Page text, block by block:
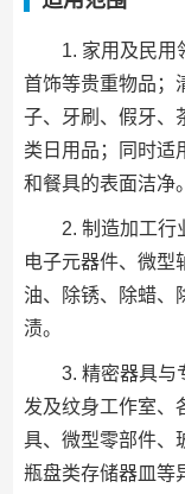
1. 家用及民用
首饰等贵重物品；
子、牙刷、假牙、
类日用品；同时适
和餐具的表面洁净。
2. 制造加工行
电子元器件、微型
油、除锈、除蜡、
渍。
3. 精密器具与
发及纹身工作室、
具、微型零部件、
瓶盘类存储器皿等